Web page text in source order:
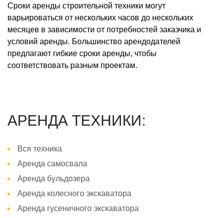
Сроки аренды строительной техники могут
варьироваться от нескольких часов до нескольких
месяцев в зависимости от потребностей заказчика и
условий аренды. Большинство арендодателей
предлагают гибкие сроки аренды, чтобы
соответствовать разным проектам.
АРЕНДА ТЕХНИКИ:
Вся техника
Аренда самосвала
Аренда бульдозера
Аренда колесного экскаватора
Аренда гусеничного экскаватора